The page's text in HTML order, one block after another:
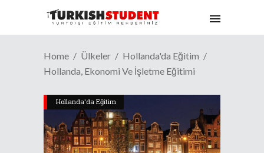
Home Ülkeler
Hollanda'da Eğitim
Hollanda, Ekonomi Ve İşletme Eğitimi
Hollanda'da Eğitim